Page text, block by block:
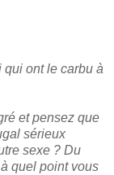
qui ont le carbu à
et pensez que
sérieux
sexe ? Du
quel point vous